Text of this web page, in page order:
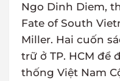
Ngo Dinh Diem,
Fate of South
Miller. Hai cuốn
trữ ở TP. HCM để
thống Việt Nam